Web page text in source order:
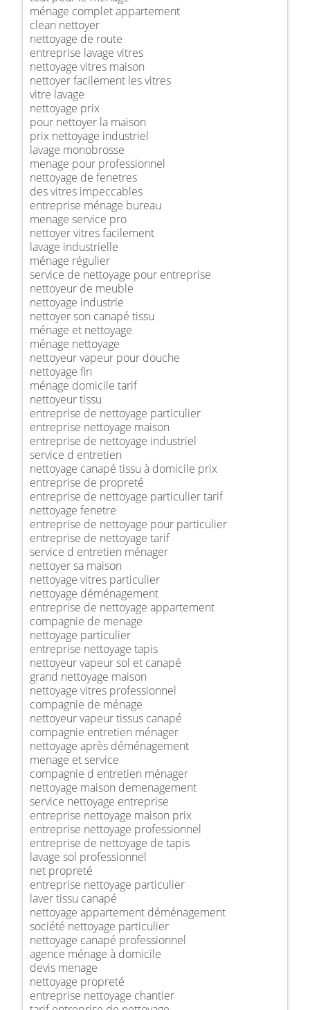
ménage complet appartement
clean nettoyer
nettoyage de route
entreprise lavage vitres
nettoyage vitres maison
nettoyer facilement les vitres
vitre lavage
nettoyage prix
pour nettoyer la maison
prix nettoyage industriel
lavage monobrosse
menage pour professionnel
nettoyage de fenetres
des vitres impeccables
entreprise ménage bureau
menage service pro
nettoyer vitres facilement
lavage industrielle
ménage régulier
service de nettoyage pour entreprise
nettoyeur de meuble
nettoyage industrie
nettoyer son canapé tissu
ménage et nettoyage
ménage nettoyage
nettoyeur vapeur pour douche
nettoyage fin
ménage domicile tarif
nettoyeur tissu
entreprise de nettoyage particulier
entreprise nettoyage maison
entreprise de nettoyage industriel
service d entretien
nettoyage canapé tissu à domicile prix
entreprise de propreté
entreprise de nettoyage particulier tarif
nettoyage fenetre
entreprise de nettoyage pour particulier
entreprise de nettoyage tarif
service d entretien ménager
nettoyer sa maison
nettoyage vitres particulier
nettoyage déménagement
entreprise de nettoyage appartement
compagnie de menage
nettoyage particulier
entreprise nettoyage tapis
nettoyeur vapeur sol et canapé
grand nettoyage maison
nettoyage vitres professionnel
compagnie de ménage
nettoyeur vapeur tissus canapé
compagnie entretien ménager
nettoyage après déménagement
menage et service
compagnie d entretien ménager
nettoyage maison demenagement
service nettoyage entreprise
entreprise nettoyage maison prix
entreprise nettoyage professionnel
entreprise de nettoyage de tapis
lavage sol professionnel
net propreté
entreprise nettoyage particulier
laver tissu canapé
nettoyage appartement déménagement
société nettoyage particulier
nettoyage canapé professionnel
agence ménage à domicile
devis menage
nettoyage propreté
entreprise nettoyage chantier